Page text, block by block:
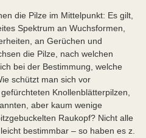
die Pilze im Mittelpunkt: Es gilt,
Spektrum an Wuchsformen,
an Gerüchen und
die Pilze, nach welchen
bei der Bestimmung, welche
schützt man sich vor
Knollenblätterpilzen,
aber kaum wenige
Raukopf? Nicht alle
bestimmbar – so haben es z.